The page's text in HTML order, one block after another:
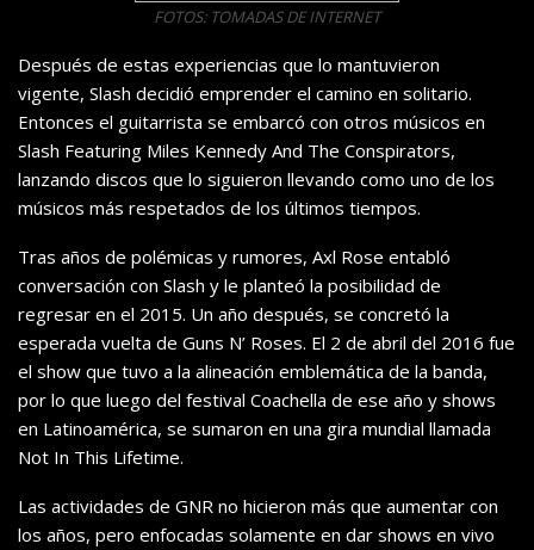
FOTOS: TOMADAS DE INTERNET
Después de estas experiencias que lo mantuvieron
vigente, Slash decidió emprender el camino en solitario.
Entonces el guitarrista se embarcó con otros músicos en
Slash Featuring Miles Kennedy And The Conspirators,
lanzando discos que lo siguieron llevando como uno de los
músicos más respetados de los últimos tiempos.
Tras años de polémicas y rumores, Axl Rose entabló
conversación con Slash y le planteó la posibilidad de
regresar en el 2015. Un año después, se concretó la
esperada vuelta de Guns N’ Roses. El 2 de abril del 2016 fue
el show que tuvo a la alineación emblemática de la banda,
por lo que luego del festival Coachella de ese año y shows
en Latinoamérica, se sumaron en una gira mundial llamada
Not In This Lifetime.
Las actividades de GNR no hicieron más que aumentar con
los años, pero enfocadas solamente en dar shows en vivo